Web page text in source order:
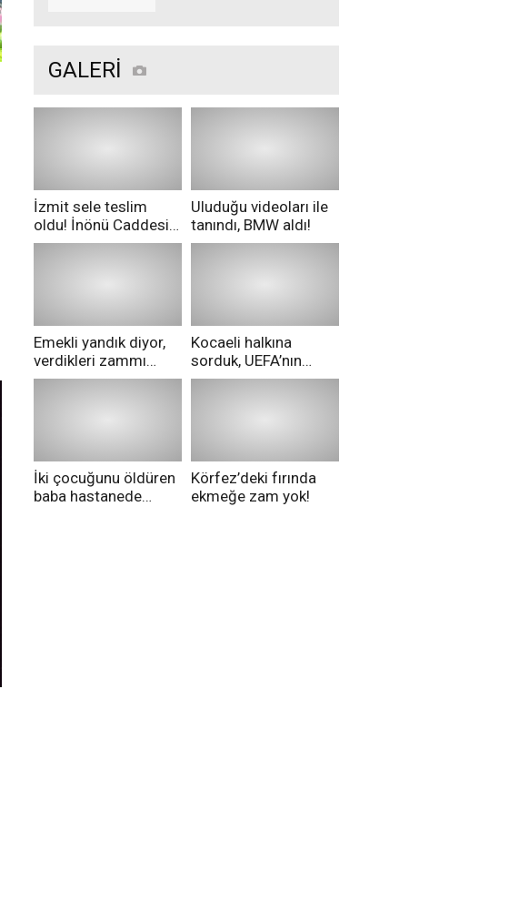
GALERİ
İzmit sele teslim
oldu! İnönü Caddesi
göle döndü!
Uluduğu videoları ile
tanındı, BMW aldı!
Emekli yandık diyor,
verdikleri zammı
pazarda geri aldılar!
Kocaeli halkına
sorduk, UEFA’nın
Merih Demiral kararı
İki çocuğunu öldüren
baba hastanede
Körfez’deki fırında
ekmeğe zam yok!